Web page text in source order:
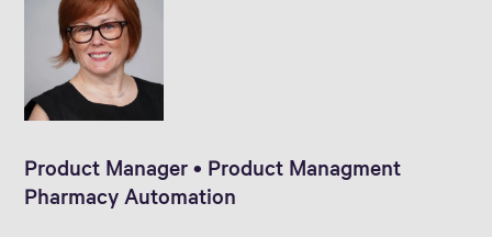
Product Manager • Product Managment
Pharmacy Automation